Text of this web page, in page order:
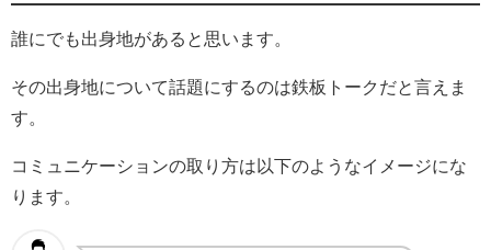
誰にでも出身地があると思います。
その出身地について話題にするのは鉄板トークだと言えま
す。
コミュニケーションの取り方は以下のようなイメージにな
ります。